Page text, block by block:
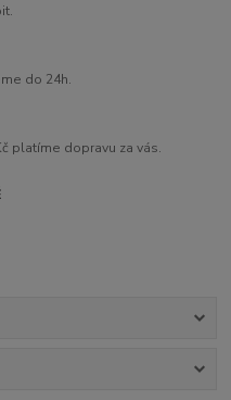
do 24h.
platíme dopravu za vás.